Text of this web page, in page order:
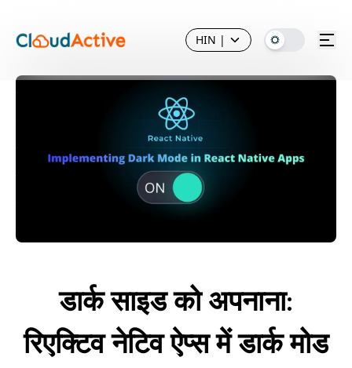
HIN |
डार्क साइड को अपनाना:
रिएक्टिव नेटिव ऐप्स में डार्क मोड